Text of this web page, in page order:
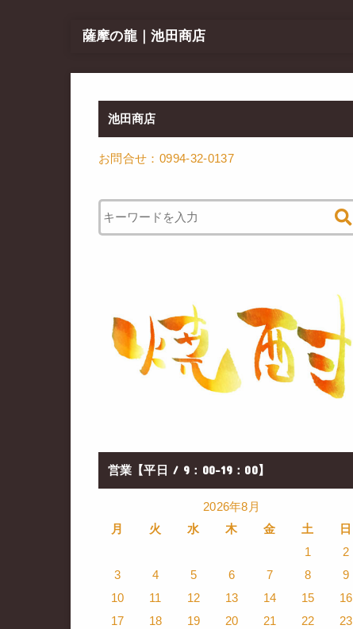
薩摩の龍｜池田商店
池田商店
お問合せ：0994-32-0137
営業【平日 / 9：00-19：00】
2026年8月
月
火 水 木 金 土 日
1
2
3
4 5 6 7 8
9
10
11 12 13 14 15
16
17
18 19 20 21 22
23